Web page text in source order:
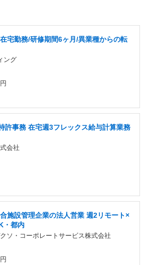
宅勤務/研修期間6ヶ月/異業種からの転
ング
許事務 在宅週3フレックス給与計算業務
会社
施設管理企業の法人営業 週2リモート×
・都内
ソ・コーポレートサービス株式会社